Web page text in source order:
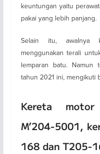
keuntungan yaitu
pakai yang lebih panjang.
Selain itu, awalnya
menggunakan terali
lemparan batu.
tahun 2021 ini, mengikuti
Kereta
M’204-5001,
168 dan T205-